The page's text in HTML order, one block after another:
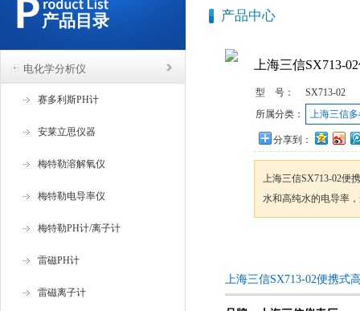
产品目录
电化学分析仪
赛多利斯PH计
安莱立思仪器
梅特勒溶解氧仪
梅特勒电导率仪
梅特勒PH计/离子计
雷磁PH计
雷磁离子计
产品中心
上海三信SX713-
型 号：
SX713-02
所属分类：
上海三信
分享到：
上海三信SX713-02便
水和高纯水的电导率
上海三信SX713-02便携式